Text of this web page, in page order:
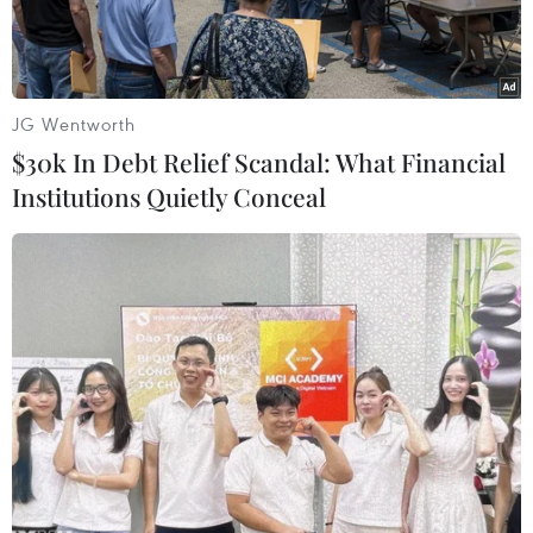
Jun Choi ghi bàn thắng duy nhất giúp U20 Hàn Quốc chiến
thắng. (Nguồn: Getty Images)
Sáng 12/6, đội tuyển U20 Hàn Quốc đã làm rạng
danh bóng đá châu Á khi vượt qua đối thủ đáng
gờm U20 Ecuador với chiến thắng 1-0 để lần
đầu lọt vào trận chung kết U20 World Cup trong
giải đấu đang diễn ra ở Ba Lan.
JG Wentworth
$30k In Debt Relief Scandal: What Financial
Institutions Quietly Conceal